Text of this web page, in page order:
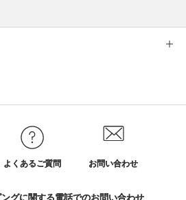
よくあるご質問 お問い合わせ
グに関する電話でのお問い合わせ